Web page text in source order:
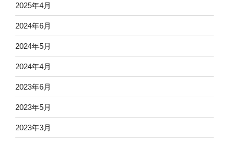
2025年4月
2024年6月
2024年5月
2024年4月
2023年6月
2023年5月
2023年3月